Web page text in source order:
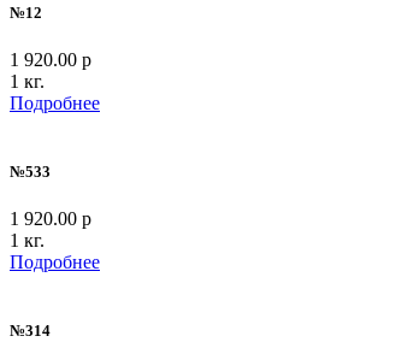
№12
1 920.00 р
1 кг.
Подробнее
№533
1 920.00 р
1 кг.
Подробнее
№314